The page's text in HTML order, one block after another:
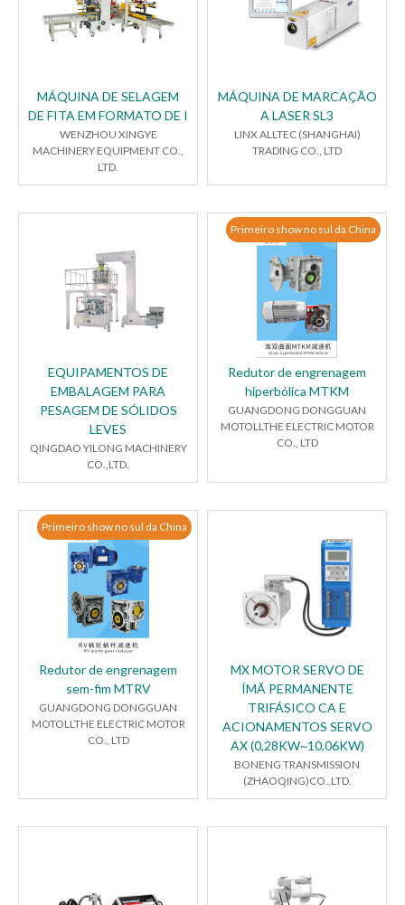
MÁQUINA DE SELAGEM
DE FITA EM FORMATO DE I
WENZHOU XINGYE
MACHINERY EQUIPMENT CO.,
LTD.
MÁQUINA DE MARCAÇÃO
A LASER SL3
LINX ALLTEC (SHANGHAI)
TRADING CO., LTD
EQUIPAMENTOS DE
EMBALAGEM PARA
PESAGEM DE SÓLIDOS
LEVES
QINGDAO YILONG MACHINERY
CO.,LTD.
Primeiro show no sul da China
Redutor de engrenagem
hiperbólica MTKM
GUANGDONG DONGGUAN
MOTOLLTHE ELECTRIC MOTOR
CO., LTD
Primeiro show no sul da China
Redutor de engrenagem
sem-fim MTRV
GUANGDONG DONGGUAN
MOTOLLTHE ELECTRIC MOTOR
CO., LTD
MX MOTOR SERVO DE
ÍMÃ PERMANENTE
TRIFÁSICO CA E
ACIONAMENTOS SERVO
AX (0,28KW~10,06KW)
BONENG TRANSMISSION
(ZHAOQING)CO.,LTD.